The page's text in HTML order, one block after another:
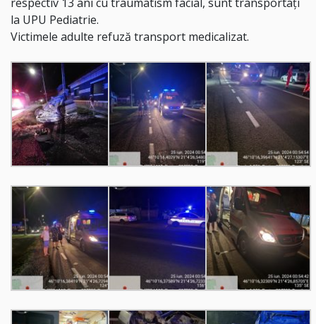
respectiv 13 ani cu traumatism facial, sunt transportați
la UPU Pediatrie.
Victimele adulte refuză transport medicalizat.